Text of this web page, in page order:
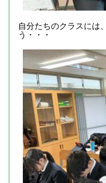
自分たちのクラスには
う・・・